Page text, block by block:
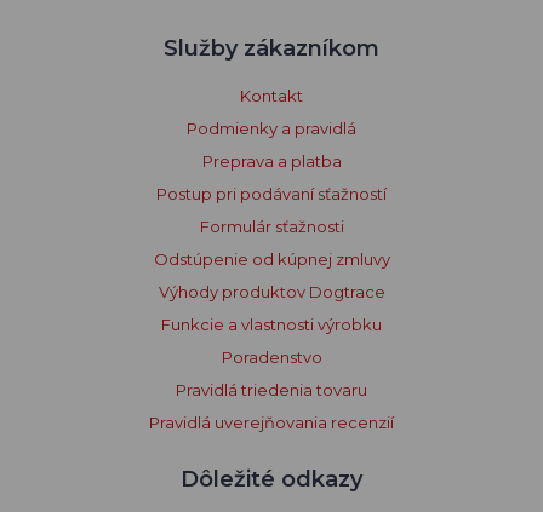
Služby zákazníkom
Kontakt
Podmienky a pravidlá
Preprava a platba
Postup pri podávaní sťažností
Formulár sťažnosti
Odstúpenie od kúpnej zmluvy
Výhody produktov Dogtrace
Funkcie a vlastnosti výrobku
Poradenstvo
Pravidlá triedenia tovaru
Pravidlá uverejňovania recenzií
Dôležité odkazy